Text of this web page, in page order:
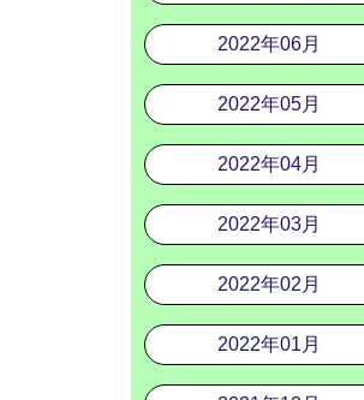
2022年06月
2022年05月
2022年04月
2022年03月
2022年02月
2022年01月